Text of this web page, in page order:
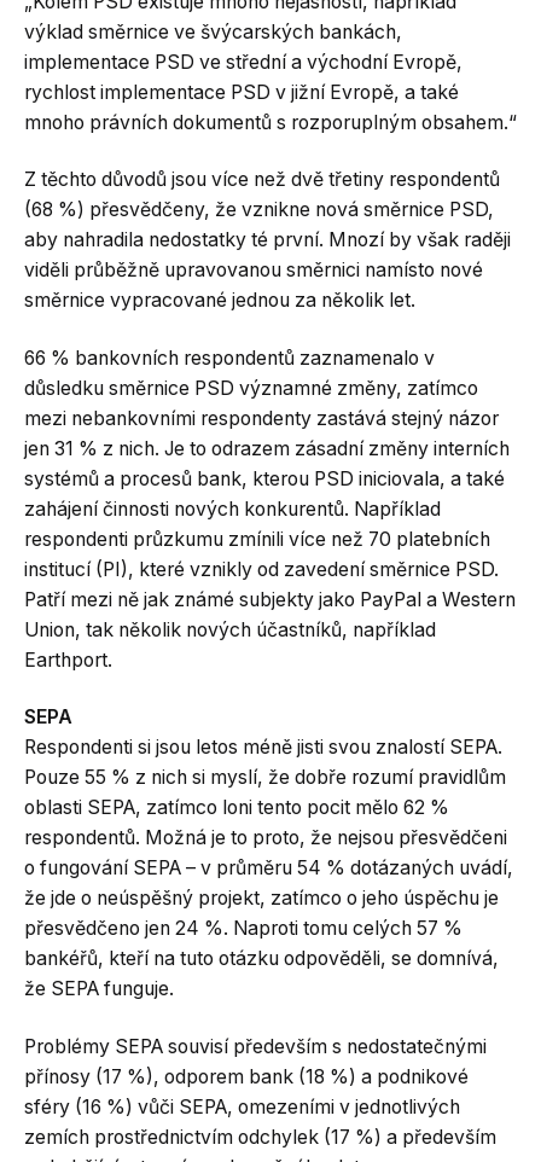
výklad směrnice ve švýcarských bankách,
implementace PSD ve střední a východní Evropě,
rychlost implementace PSD v jižní Evropě, a také
mnoho právních dokumentů s rozporuplným obsahem.“
Z těchto důvodů jsou více než dvě třetiny respondentů
(68 %) přesvědčeny, že vznikne nová směrnice PSD,
aby nahradila nedostatky té první. Mnozí by však raději
viděli průběžně upravovanou směrnici namísto nové
směrnice vypracované jednou za několik let.
66 % bankovních respondentů zaznamenalo v
důsledku směrnice PSD významné změny, zatímco
mezi nebankovními respondenty zastává stejný názor
jen 31 % z nich. Je to odrazem zásadní změny interních
systémů a procesů bank, kterou PSD iniciovala, a také
zahájení činnosti nových konkurentů. Například
respondenti průzkumu zmínili více než 70 platebních
institucí (PI), které vznikly od zavedení směrnice PSD.
Patří mezi ně jak známé subjekty jako PayPal a Western
Union, tak několik nových účastníků, například
Earthport.
SEPA
Respondenti si jsou letos méně jisti svou znalostí SEPA.
Pouze 55 % z nich si myslí, že dobře rozumí pravidlům
oblasti SEPA, zatímco loni tento pocit mělo 62 %
respondentů. Možná je to proto, že nejsou přesvědčeni
o fungování SEPA – v průměru 54 % dotázaných uvádí,
že jde o neúspěšný projekt, zatímco o jeho úspěchu je
přesvědčeno jen 24 %. Naproti tomu celých 57 %
bankéřů, kteří na tuto otázku odpověděli, se domnívá,
že SEPA funguje.
Problémy SEPA souvisí především s nedostatečnými
přínosy (17 %), odporem bank (18 %) a podnikové
sféry (16 %) vůči SEPA, omezeními v jednotlivých
zemích prostřednictvím odchylek (17 %) a především